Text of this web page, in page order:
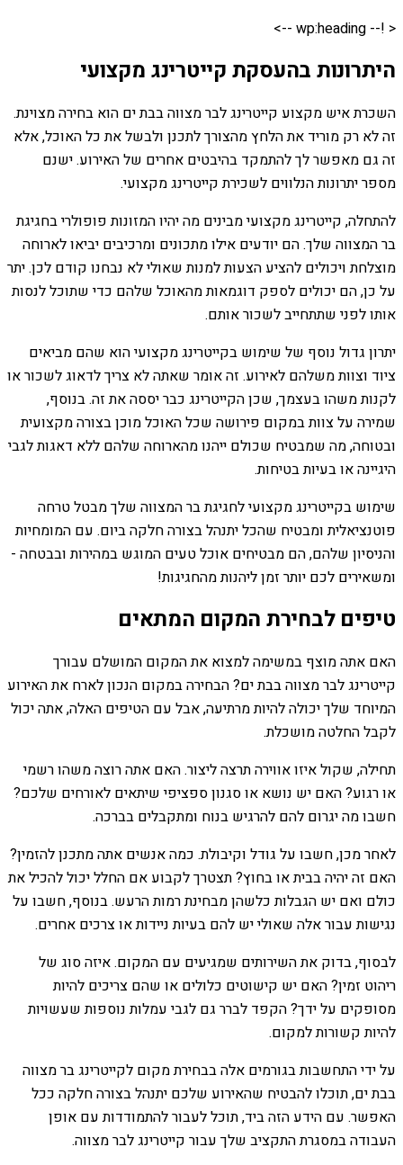
< !-- wp:heading -->
היתרונות בהעסקת קייטרינג מקצועי
השכרת איש מקצוע קייטרינג לבר מצווה בבת ים הוא בחירה מצוינת.
זה לא רק מוריד את הלחץ מהצורך לתכנן ולבשל את כל האוכל, אלא
זה גם מאפשר לך להתמקד בהיבטים אחרים של האירוע. ישנם
מספר יתרונות הנלווים לשכירת קייטרינג מקצועי.
להתחלה, קייטרינג מקצועי מבינים מה יהיו המזונות פופולרי בחגיגת
בר המצווה שלך. הם יודעים אילו מתכונים ומרכיבים יביאו לארוחה
מוצלחת ויכולים להציע הצעות למנות שאולי לא נבחנו קודם לכן. יתר
על כן, הם יכולים לספק דוגמאות מהאוכל שלהם כדי שתוכל לנסות
אותו לפני שתתחייב לשכור אותם.
יתרון גדול נוסף של שימוש בקייטרינג מקצועי הוא שהם מביאים
ציוד וצוות משלהם לאירוע. זה אומר שאתה לא צריך לדאוג לשכור או
לקנות משהו בעצמך, שכן הקייטרינג כבר יססה את זה. בנוסף,
שמירה על צוות במקום פירושה שכל האוכל מוכן בצורה מקצועית
ובטוחה, מה שמבטיח שכולם ייהנו מהארוחה שלהם ללא דאגות לגבי
היגיינה או בעיות בטיחות.
שימוש בקייטרינג מקצועי לחגיגת בר המצווה שלך מבטל טרחה
פוטנציאלית ומבטיח שהכל יתנהל בצורה חלקה ביום. עם המומחיות
והניסיון שלהם, הם מבטיחים אוכל טעים המוגש במהירות ובבטחה -
ומשאירים לכם יותר זמן ליהנות מהחגיגות!
טיפים לבחירת המקום המתאים
האם אתה מוצף במשימה למצוא את המקום המושלם עבורך
קייטרינג לבר מצווה בבת ים? הבחירה במקום הנכון לארח את האירוע
המיוחד שלך יכולה להיות מרתיעה, אבל עם הטיפים האלה, אתה יכול
לקבל החלטה מושכלת.
תחילה, שקול איזו אווירה תרצה ליצור. האם אתה רוצה משהו רשמי
או רגוע? האם יש נושא או סגנון ספציפי שיתאים לאורחים שלכם?
חשבו מה יגרום להם להרגיש בנוח ומתקבלים בברכה.
לאחר מכן, חשבו על גודל וקיבולת. כמה אנשים אתה מתכנן להזמין?
האם זה יהיה בבית או בחוץ? תצטרך לקבוע אם החלל יכול להכיל את
כולם ואם יש הגבלות כלשהן מבחינת רמות הרעש. בנוסף, חשבו על
נגישות עבור אלה שאולי יש להם בעיות ניידות או צרכים אחרים.
לבסוף, בדוק את השירותים שמגיעים עם המקום. איזה סוג של
ריהוט זמין? האם יש קישוטים כלולים או שהם צריכים להיות
מסופקים על ידך? הקפד לברר גם לגבי עמלות נוספות שעשויות
להיות קשורות למקום.
על ידי התחשבות בגורמים אלה בבחירת מקום לקייטרינג בר מצווה
בבת ים, תוכלו להבטיח שהאירוע שלכם יתנהל בצורה חלקה ככל
האפשר. עם הידע הזה ביד, תוכל לעבור להתמודדות עם אופן
העבודה במסגרת התקציב שלך עבור קייטרינג לבר מצווה.